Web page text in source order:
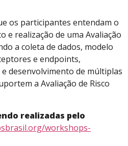
os participantes entendam o
e realização de uma Avaliação
a coleta de dados, modelo
e endpoints,
desenvolvimento de múltiplas
a Avaliação de Risco
realizadas pelo
workshops-